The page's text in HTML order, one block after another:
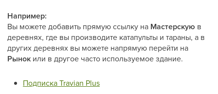
Например:
Вы можете добавить прямую ссылку на Мастерскую в
деревнях, где вы производите катапульты и тараны, а в
других деревнях вы можете напрямую перейти на
Рынок или в другое часто используемое здание.
Подписка Travian Plus